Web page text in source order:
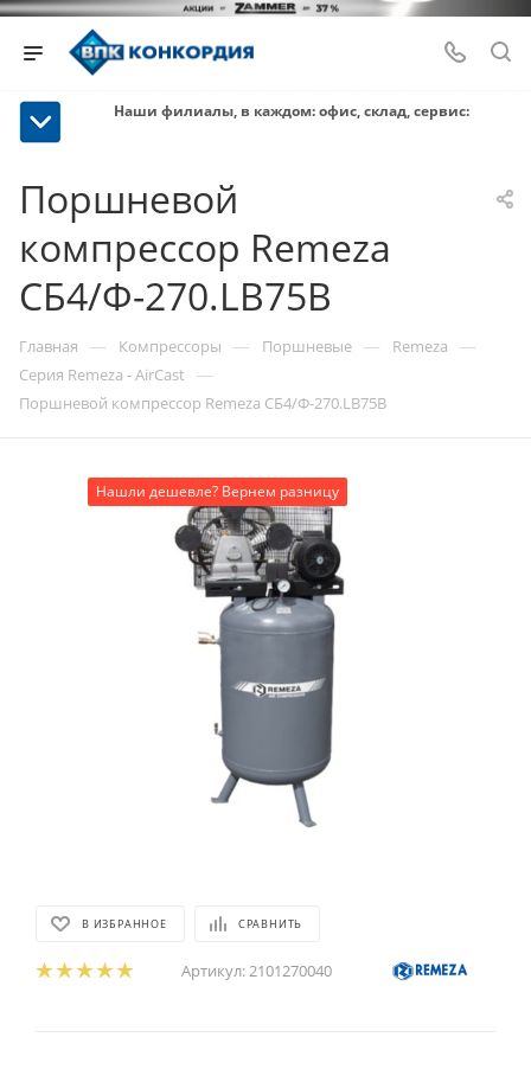
Наши филиалы, в каждом: офис, склад, сервис:
Поршневой
компрессор Remeza
СБ4/Ф-270.LB75B
Главная — Компрессоры — Поршневые — Remeza —
Серия Remeza - AirCast —
Поршневой компрессор Remeza СБ4/Ф-270.LB75B
Нашли дешевле? Вернем разницу
В ИЗБРАННОЕ СРАВНИТЬ
Артикул:2101270040